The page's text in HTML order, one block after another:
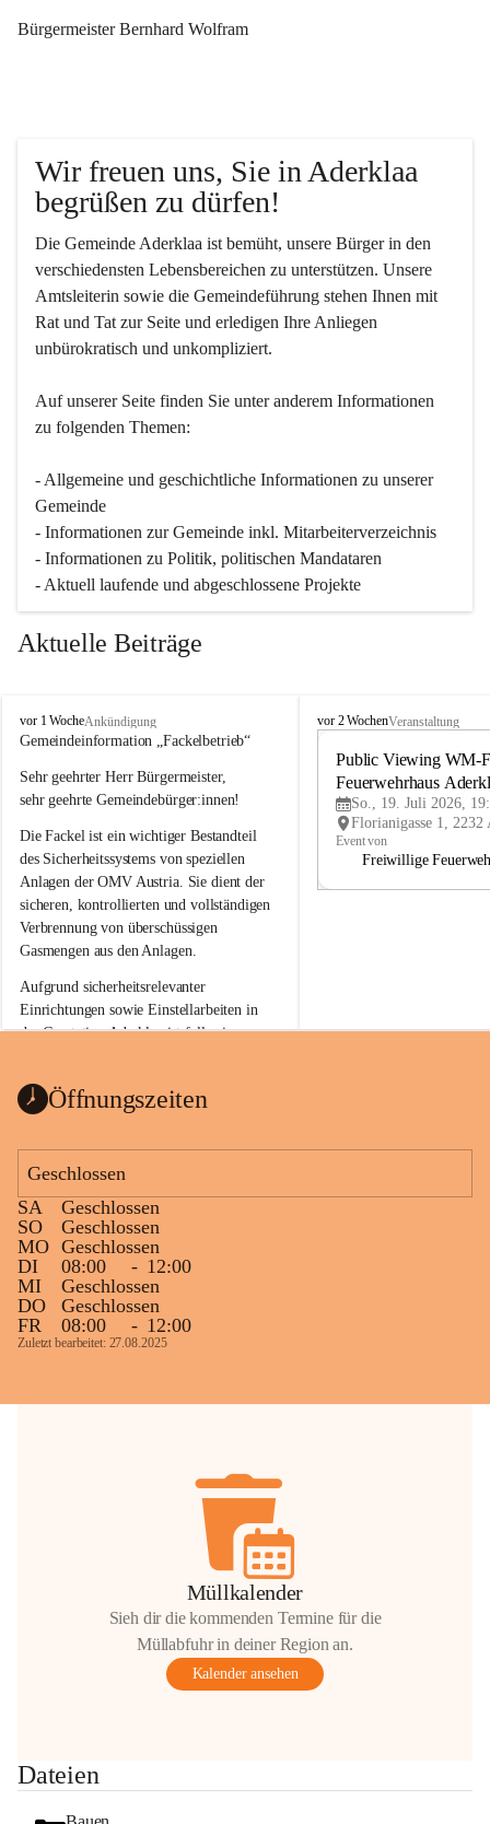
Bürgermeister Bernhard Wolfram
Wir freuen uns, Sie in Aderklaa
begrüßen zu dürfen!
Die Gemeinde Aderklaa ist bemüht, unsere Bürger in den
verschiedensten Lebensbereichen zu unterstützen. Unsere
Amtsleiterin sowie die Gemeindeführung stehen Ihnen mit
Rat und Tat zur Seite und erledigen Ihre Anliegen
unbürokratisch und unkompliziert.
Auf unserer Seite finden Sie un­ter an­de­rem Informationen
zu folgenden Themen:
- Allgemeine und geschichtliche Informationen zu unserer
Gemeinde
- Informationen zur Gemeinde inkl. Mitarbeiterverzeichnis
- Informationen zu Politik, politischen Mandataren
- Aktuell laufende und abgeschlossene Projekte
Aktuelle Beiträge
A
d
r
k
a
a
vor 1 WocheAnkündigung
Gemeindeinformation „Fackelbetrieb“
Sehr geehrter Herr Bürgermeister,
sehr geehrte Gemeindebürger:innen!
Die Fackel ist ein wichtiger Bestandteil
des Sicherheitssystems von speziellen
Anlagen der OMV Austria. Sie dient der
sicheren, kontrollierten und vollständigen
Verbrennung von überschüssigen
Gasmengen aus den Anlagen.
Aufgrund sicherheitsrelevanter
Einrichtungen sowie Einstellarbeiten in
der Gasstation Aderklaa ist fallweise
kommenden Tagen und Wochen wird
sein.
Die OMV Austria ist bemüht, für die
Bevölkerung ungewohnte, jedoch
technisch notwendige Betriebszustände so
kurz wie möglich zu halten.
Wir bitten daher die umliegende
Bevölkerung um Verständnis.
anrainer-service@omv.com
Bei Fragen, Anliegen oder Beschwerden.
Die OMV wird im Zuge von
A
vor 2 WochenVeranstaltung
Public Viewing WM-
Feuerwehrhaus
So., 19. Juli 2026,
Event von
Freiwillige
Öffnungszeiten
Geschlossen
SA
Geschlossen
SO
Geschlossen
MO Geschlossen
DI
08:00 - 12:00
MI
Geschlossen
DO
Geschlossen
FR
08:00 - 12:00
Zuletzt bearbeitet: 27.08.2025
Müllkalender
Sieh dir die kommenden Termine für die
Müllabfuhr in deiner Region an.
Kalender ansehen
Dateien